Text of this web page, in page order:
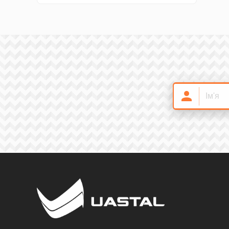
18
Кришки на стовпи
Ковані лиcтки